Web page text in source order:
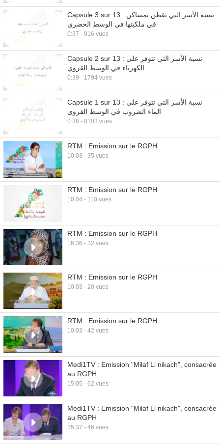
Capsule 3 sur 13 : نسبة الأسر التي تقطن بمساكن
في ملكيتها في الوسط الحضري
0:37 - 916 vues
Capsule 2 sur 13 : نسبة الأسر التي تتوفر على
الكهرباء في الوسط القروي
0:39 - 1794 vues
Capsule 1 sur 13 : نسبة الأسر التي تتوفر على
الماء الشروب في الوسط القروي
0:38 - 8103 vues
RTM : Emission sur le RGPH
10:03 - 35 vues
RTM : Emission sur le RGPH
10:04 - 110 vues
RTM : Emission sur le RGPH
16:36 - 32 vues
RTM : Emission sur le RGPH
10:03 - 20 vues
RTM : Emission sur le RGPH
10:03 - 42 vues
Medi1TV : Emission "Milaf Li nikach", consacrée
au RGPH
15:05 - 62 vues
Medi1TV : Emission "Milaf Li nikach", consacrée
au RGPH
25:37 - 46 vues